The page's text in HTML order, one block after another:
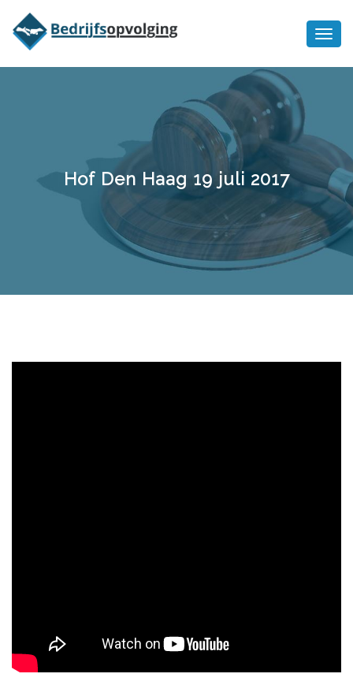
Hof Den Haag 19 juli 2017
bedrijfsopvolging voor fiscaal
juridisch advies
Ik wil meer informatie